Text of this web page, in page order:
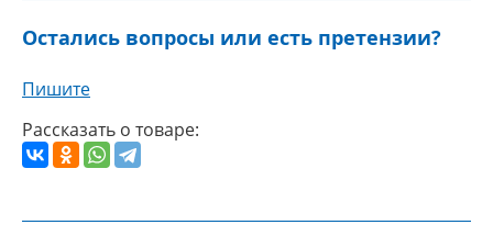
Остались вопросы или есть претензии?
Пишите
Рассказать о товаре: